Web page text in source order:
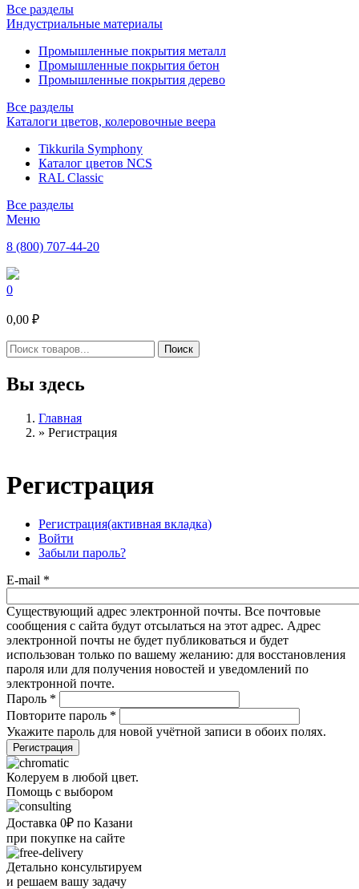
Все разделы
Индустриальные материалы
Промышленные покрытия металл
Промышленные покрытия бетон
Промышленные покрытия дерево
Все разделы
Каталоги цветов, колеровочные веера
Tikkurila Symphony
Каталог цветов NCS
RAL Classic
Все разделы
Меню
8 (800) 707-44-20
0
0,00 ₽
Вы здесь
Главная
» Регистрация
Регистрация
Регистрация(активная вкладка)
Войти
Забыли пароль?
E-mail *
Существующий адрес электронной почты. Все почтовые
сообщения с сайта будут отсылаться на этот адрес. Адрес
электронной почты не будет публиковаться и будет
использован только по вашему желанию: для восстановления
пароля или для получения новостей и уведомлений по
электронной почте.
Пароль *
Повторите пароль *
Укажите пароль для новой учётной записи в обоих полях.
Колеруем в любой цвет.
Помощь с выбором
Доставка 0₽ по Казани
при покупке на сайте
Детально консультируем
и решаем вашу задачу